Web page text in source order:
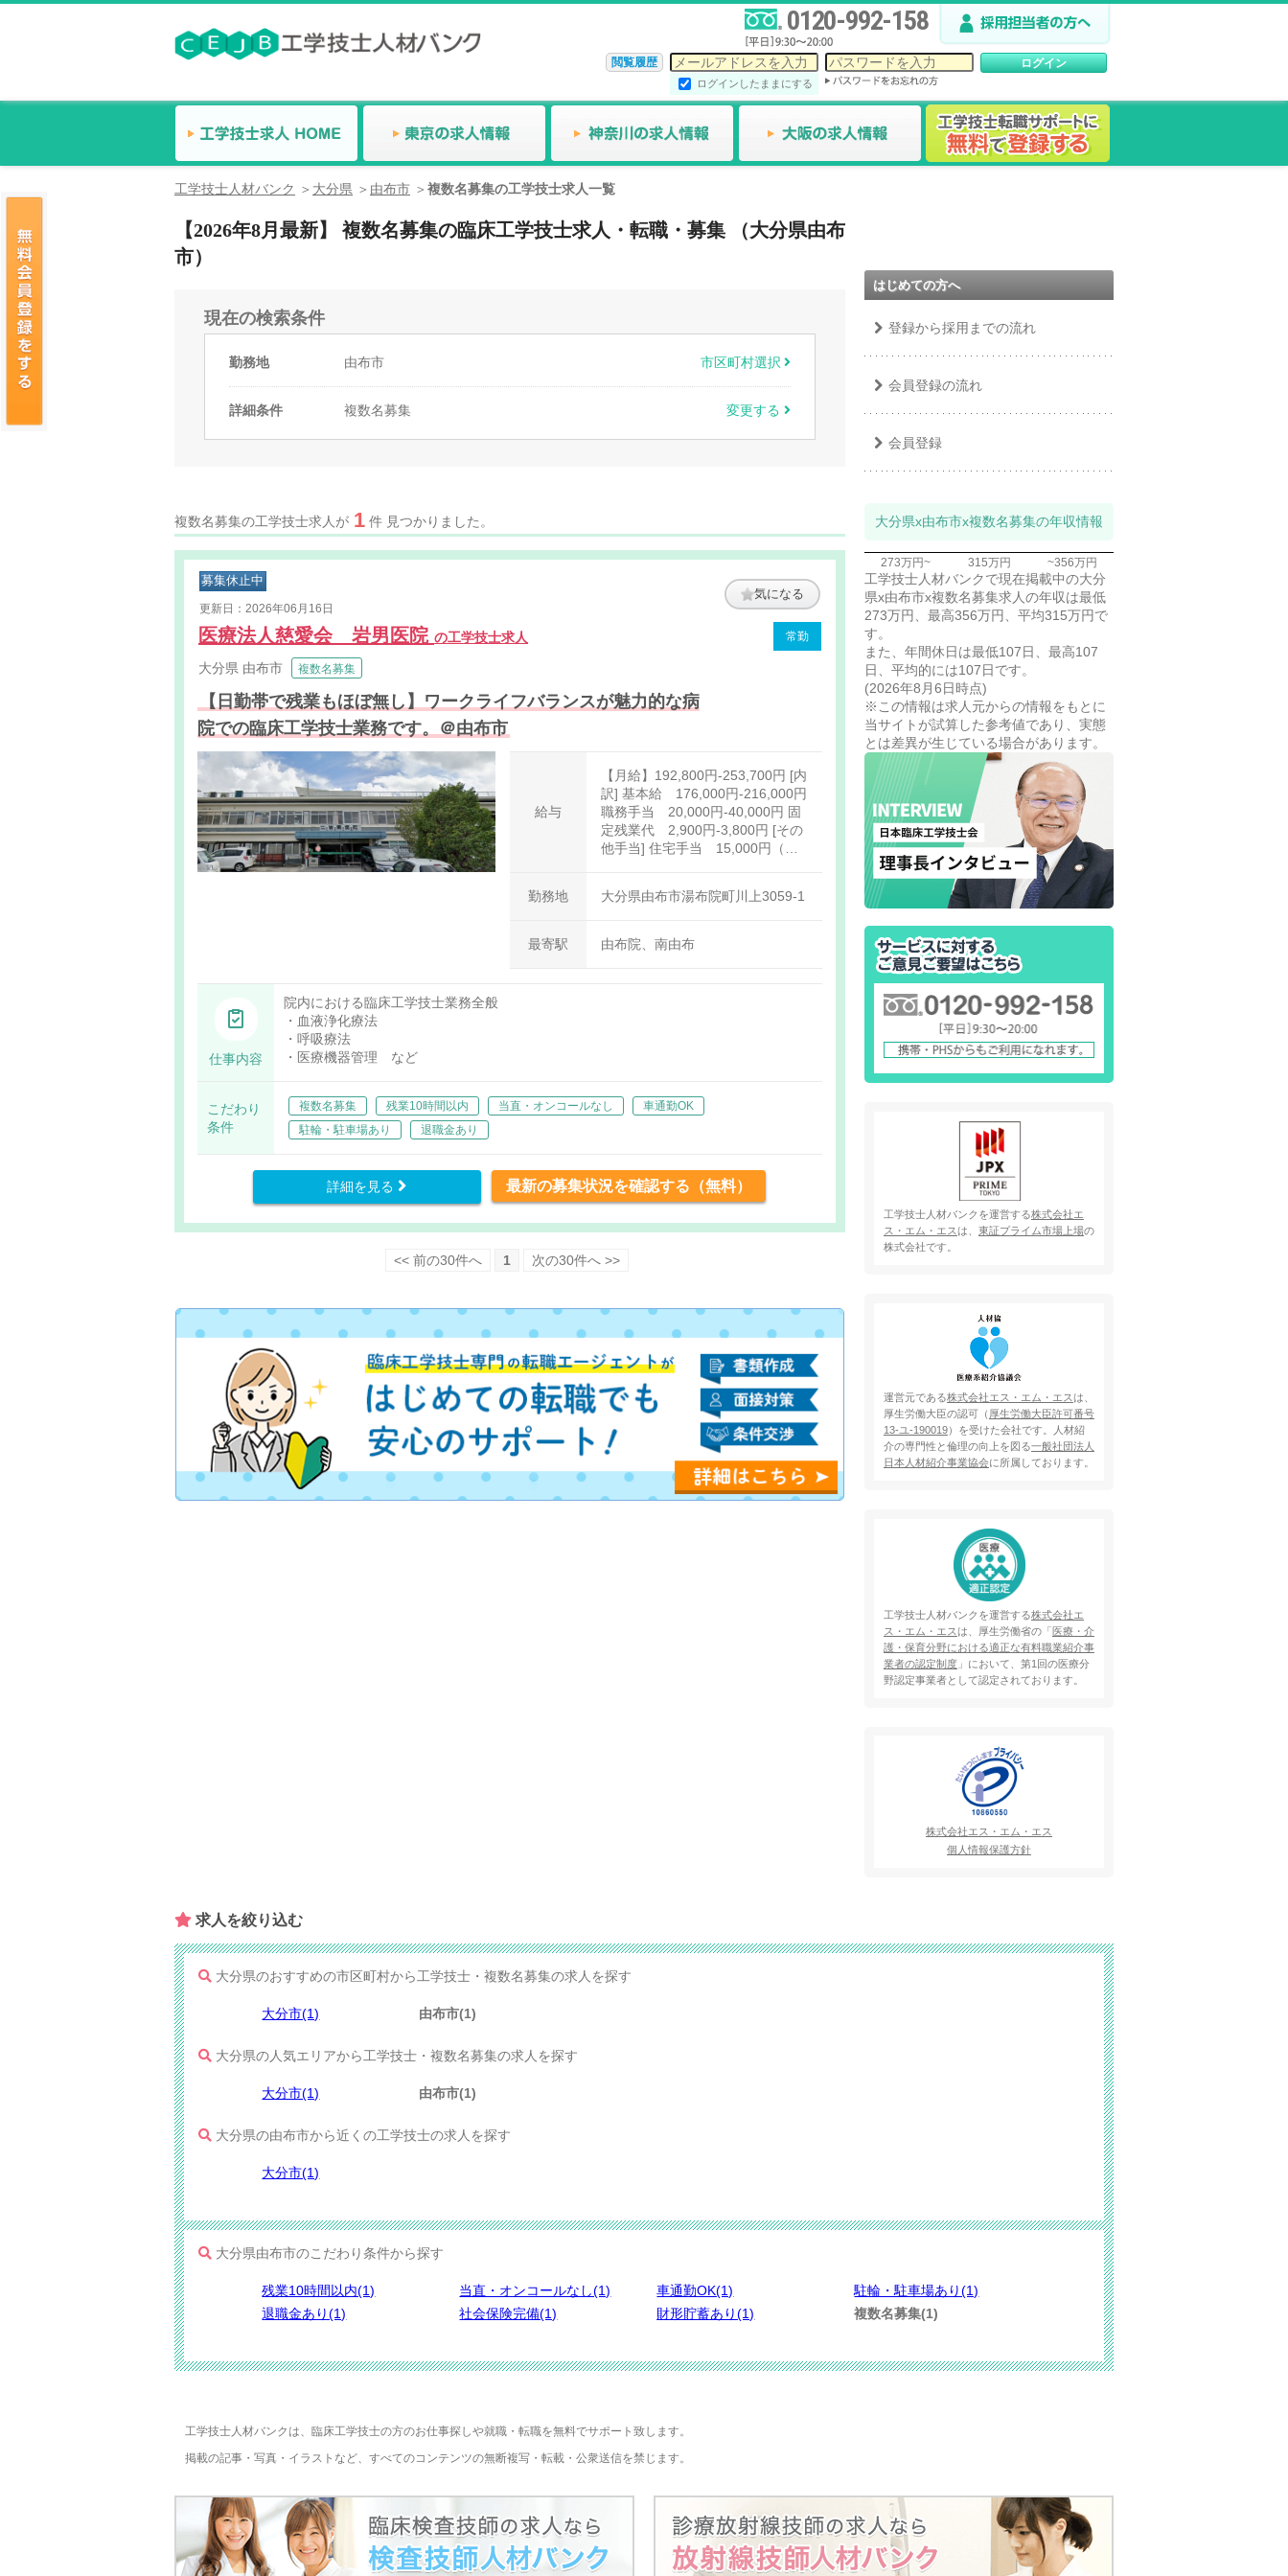
0120-992-158
閲覧履歴
ログインしたままにする
工学技士人材バンク 大分県 由布市 複数名募集の工学技士求人一覧
【2026年8月最新】 複数名募集の臨床工学技士求人・転職・募集 （大分県由布
市）
現在の検索条件
勤務地 由布市 市区町村選択
詳細条件 複数名募集 変更する
複数名募集の工学技士求人が 1 件 見つかりました。
募集休止中
更新日：2026年06月16日
気になる
医療法人慈愛会 岩男医院 の工学技士求人 常勤
大分県 由布市 複数名募集
【日勤帯で残業もほぼ無し】ワークライフバランスが魅力的な病
院での臨床工学技士業務です。＠由布市
給与
【月給】192,800円-253,700円 [内
訳] 基本給 176,000円-216,000円
職務手当 20,000円-40,000円 固
定残業代 2,900円-3,800円 [その
他手当] 住宅手当 15,000円（規
勤務地
大分県由布市湯布院町川上3059-1
最寄駅 由布院、南由布
仕事内容
院内における臨床工学技士業務全般
・血液浄化療法
・呼吸療法
・医療機器管理 など
こだわり
条件
複数名募集 残業10時間以内 当直・オンコールなし
車通勤OK
駐輪・駐車場あり
退職金あり
詳細を見る 最新の募集状況を確認する（無料）
<< 前の30件へ 1 次の30件へ >>
はじめての方へ
登録から採用までの流れ
会員登録の流れ
会員登録
大分県x由布市x複数名募集の年収情報
273万円~ 315万円 ~356万円
工学技士人材バンクで現在掲載中の大分
県x由布市x複数名募集求人の年収は最低
273万円、最高356万円、平均315万円で
す。
また、年間休日は最低107日、最高107
日、平均的には107日です。
(2026年8月6日時点)
※この情報は求人元からの情報をもとに
当サイトが試算した参考値であり、実態
とは差異が生じている場合があります。
工学技士人材バンクを運営する株式会社エ
ス・エム・エスは、 東証プライム市場上場の
株式会社です。
運営元である株式会社エス・エム・エスは、
厚生労働大臣の認可（ 厚生労働大臣許可番号
13-ユ-190019）を受けた会社です。人材紹
介の専門性と倫理の向上を図る一般社団法人
日本人材紹介事業協会に所属しております。
工学技士人材バンクを運営する株式会社エ
ス・エム・エスは、厚生労働省の「 医療・介
護・保育分野における適正な有料職業紹介事
業者の認定制度」において、第1回の医療分
野認定事業者として認定されております。
株式会社エス・エム・エス
個人情報保護方針
求人を​絞り込む
大分県のおすすめの市区町村から工学技士・複数名募集の求人を探す
大分市(1) 由布市(1)
大分県の人気エリアから工学技士・複数名募集の求人を探す
大分市(1) 由布市(1)
大分県の由布市から近くの工学技士の求人を探す
大分市(1)
大分県由布市のこだわり条件から探す
残業10時間以内(1) 当直・オンコールなし(1) 車通勤OK(1)
駐輪・駐車場あり(1)
退職金あり(1)
社会保険完備(1) 財形貯蓄あり(1) 複数名募集(1)
工学技士人材バンクは、臨床工学技士の方のお仕事探しや就職・転職を無料でサポート致します。
掲載の記事・写真・イラストなど、すべてのコンテンツの無断複写・転載・公衆送信を禁じます。